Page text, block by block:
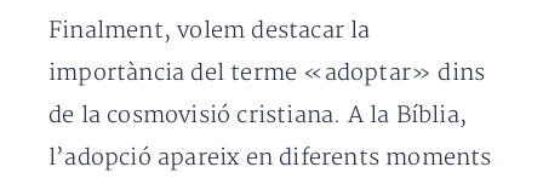
Finalment, volem destacar la
importància del terme «adoptar» dins
de la cosmovisió cristiana. A la Bíblia,
l’adopció apareix en diferents moments